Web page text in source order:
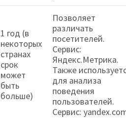
1 год (в
некоторых
странах
срок
может
быть
больше)
Позволяет
различать
посетителей.
Сервис:
Яндекс.Метрика.
Также
для анализа
поведения
пользователей.
Сервис: